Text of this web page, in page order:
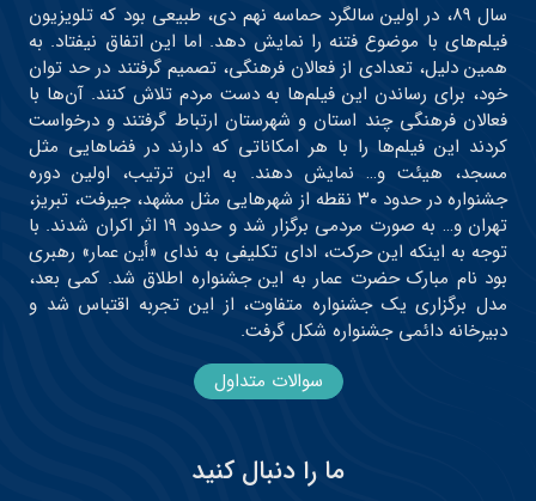
سال ۸۹، در اولین سالگرد حماسه نهم دی، طبیعی بود که تلویزیون
فیلم‌های با موضوع فتنه را نمایش دهد. اما این اتفاق نیفتاد. به
همین دلیل، تعدادی از فعالان فرهنگی، تصمیم گرفتند در حد توان
خود، برای رساندن این فیلم‌ها به دست مردم تلاش کنند. آن‌ها با
فعالان فرهنگی چند استان و شهرستان ارتباط گرفتند و درخواست
کردند این فیلم‌ها را با هر امکاناتی که دارند در فضاهایی مثل
مسجد، هیئت و… نمایش دهند. به این ترتیب، اولین دوره
جشنواره در حدود ۳۰ نقطه از شهرهایی مثل مشهد، جیرفت، تبریز،
تهران و… به صورت مردمی برگزار شد و حدود ۱۹ اثر اکران شدند. با
توجه به اینکه این حرکت، ادای تکلیفی به ندای «أین عمار» رهبری
بود نام مبارک حضرت عمار به این جشنواره اطلاق شد. کمی بعد،
مدل برگزاری یک جشنواره متفاوت، از این تجربه اقتباس شد و
دبیرخانه دائمی جشنواره شکل گرفت.
سوالات متداول
ما را دنبال کنید